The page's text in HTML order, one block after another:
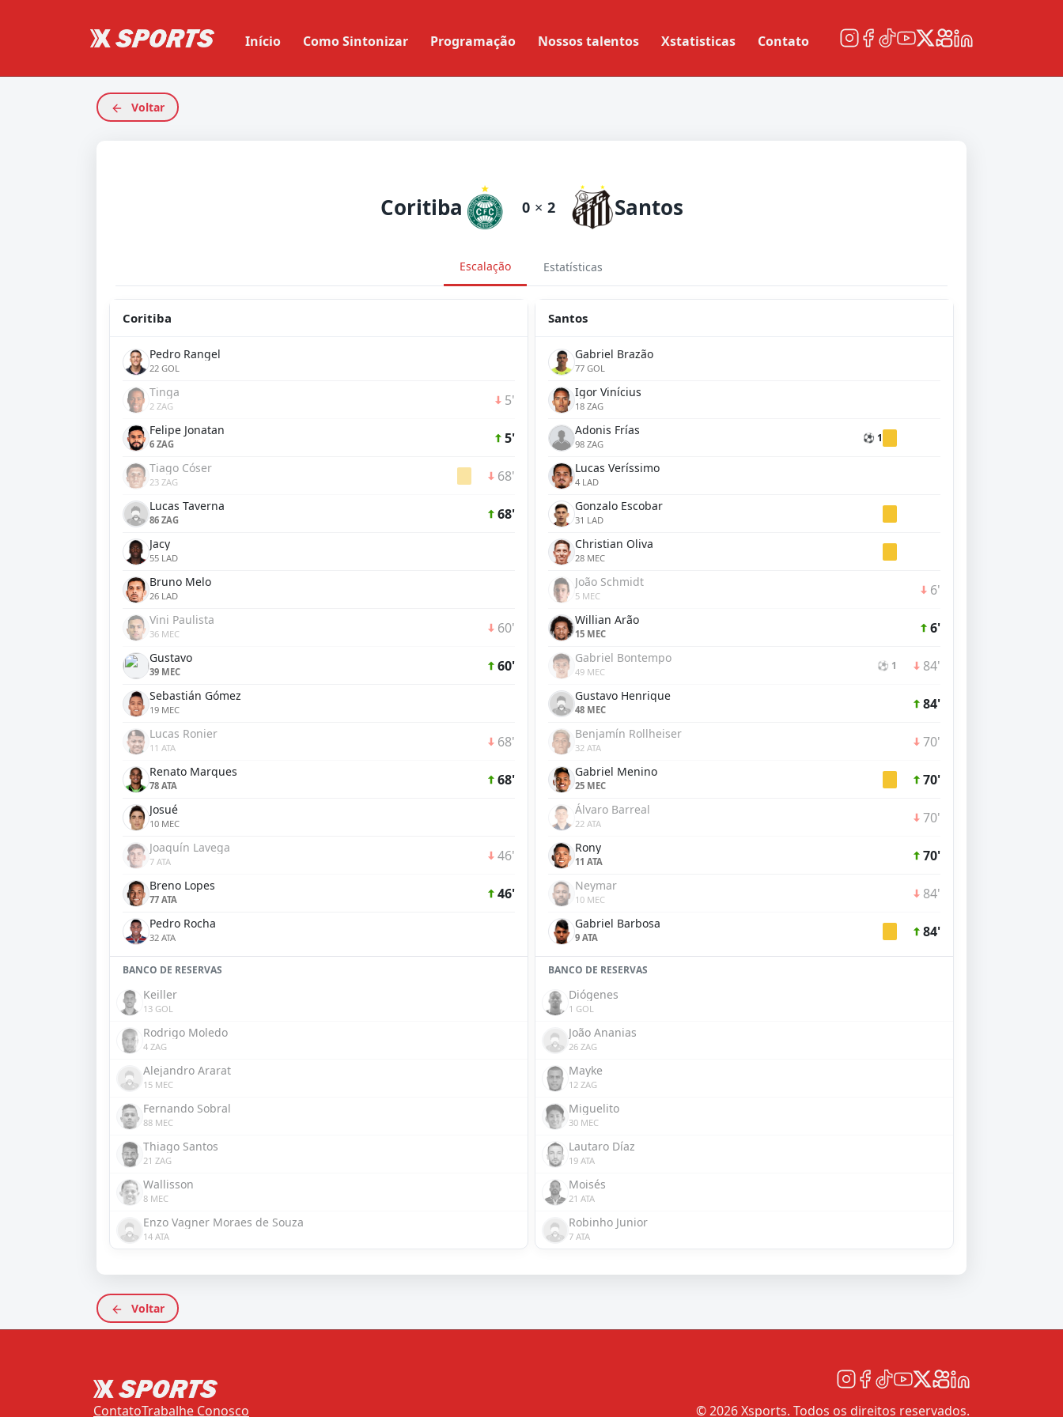
Início Como Sintonizar Programação Nossos talentos Xstatisticas Contato
Voltar
Coritiba 0 × 2 Santos
Escalação Estatísticas
Coritiba
Pedro Rangel
22 GOL
Tinga
2 ZAG 5'
Felipe Jonatan
6 ZAG 5'
Tiago Cóser
23 ZAG 68'
Lucas Taverna
86 ZAG 68'
Jacy
55 LAD
Bruno Melo
26 LAD
Vini Paulista
36 MEC 60'
Gustavo
39 MEC 60'
Sebastián Gómez
19 MEC
Lucas Ronier
11 ATA 68'
Renato Marques
78 ATA 68'
Josué
10 MEC
Joaquín Lavega
7 ATA 46'
Breno Lopes
77 ATA 46'
Pedro Rocha
32 ATA
BANCO DE RESERVAS
Keiller
13 GOL
Rodrigo Moledo
4 ZAG
Alejandro Ararat
15 MEC
Fernando Sobral
88 MEC
Thiago Santos
21 ZAG
Wallisson
8 MEC
Enzo Vagner Moraes de Souza
14 ATA
Santos
Gabriel Brazão
77 GOL
Igor Vinícius
18 ZAG
Adonis Frías
98 ZAG ⚽ 1
Lucas Veríssimo
4 LAD
Gonzalo Escobar
31 LAD
Christian Oliva
28 MEC
João Schmidt
5 MEC 6'
Willian Arão
15 MEC 6'
Gabriel Bontempo
49 MEC ⚽ 1 84'
Gustavo Henrique
48 MEC 84'
Benjamín Rollheiser
32 ATA 70'
Gabriel Menino
25 MEC 70'
Álvaro Barreal
22 ATA 70'
Rony
11 ATA 70'
Neymar
10 MEC 84'
Gabriel Barbosa
9 ATA 84'
BANCO DE RESERVAS
Diógenes
1 GOL
João Ananias
26 ZAG
Mayke
12 ZAG
Miguelito
30 MEC
Lautaro Díaz
19 ATA
Moisés
21 ATA
Robinho Junior
7 ATA
Voltar
ContatoTrabalhe Conosco © 2026 Xsports. Todos os direitos reservados.